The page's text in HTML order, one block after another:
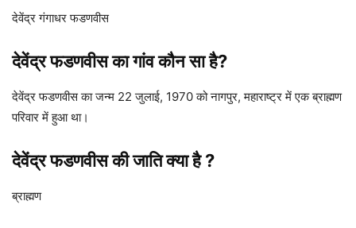
देवेंद्र गंगाधर फडणवीस
देवेंद्र फडणवीस का गांव कौन सा है?
देवेंद्र फडणवीस का जन्म 22 जुलाई, 1970 को नागपुर, महाराष्ट्र में एक ब्राह्मण
परिवार में हुआ था।
देवेंद्र फडणवीस की जाति क्या है ?
ब्राह्मण